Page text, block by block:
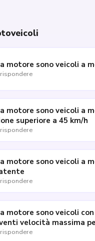
motore sono veicoli a
motore sono veicoli a
superiore a 45 km/h
motore sono veicoli a
motore sono veicoli
velocità massima